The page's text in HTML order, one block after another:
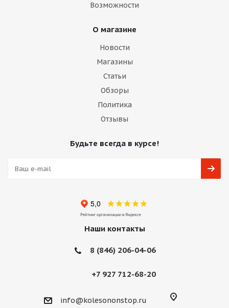
Возможности
О магазине
Новости
Магазины
Статьи
Обзоры
Политика
Отзывы
Будьте всегда в курсе!
Наши контакты
8 (846) 206-04-06
+7 927 712-68-20
info@kolesononstop.ru